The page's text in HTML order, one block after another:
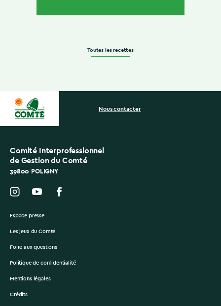
Toutes les recettes
Comité Interprofessionnel
de Gestion du Comté
39800 POLIGNY
Nous contacter
Espace presse
Les jeux du Comté
Foire aux questions
Politique de confidentialité
Mentions légales
Crédits